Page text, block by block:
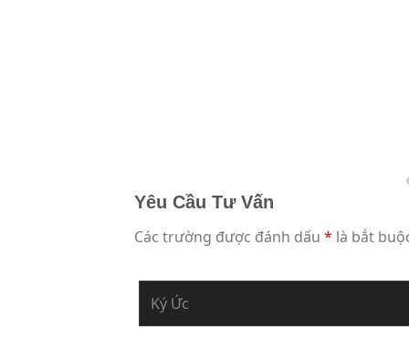
Yêu Cầu Tư Vấn
Các trường được đánh dấu * là bắt